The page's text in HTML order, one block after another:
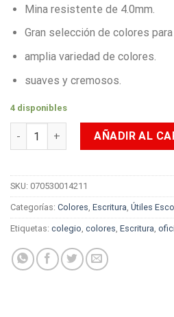
Mina resistente de 4.0mm.
Gran selección de colores
amplia variedad de colores.
suaves y cremosos.
4 disponibles
Colores Prismacolor Junior x12
AÑADIR AL
SKU: 070530014211
Categorías: Colores, Escritura, Útiles
Etiquetas: colegio, colores, Escritura,